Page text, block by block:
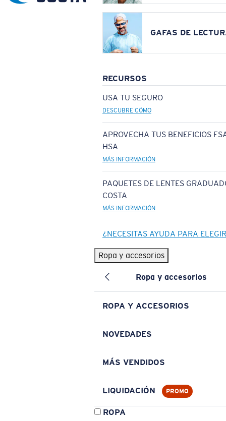
GAFAS DE
RECURSOS
USA TU SEGURO
DESCUBRE CÓMO
APROVECHA TUS BENEFICIOS
HSA
MÁS INFORMACIÓN
PAQUETES DE LENTES
COSTA
MÁS INFORMACIÓN
¿NECESITAS AYUDA PARA
Ropa y accesorios
Ropa y accesorios
ROPA Y ACCESORIOS
NOVEDADES
MÁS VENDIDOS
LIQUIDACIÓN PROMO
ROPA